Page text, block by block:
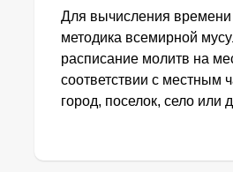
Для вычисления
методика всемирной
расписание молитв на
соответствии с
город, поселок, село